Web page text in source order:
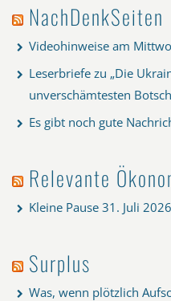
NachDenkSeiten
Videohinweise am
Leserbriefe zu „Die
unverschämtesten
Es gibt noch gute
Relevante
Kleine Pause 31. Juli 2026
Surplus
Was, wenn plötzlich